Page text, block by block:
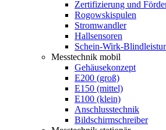
Zertifizierung und
Rogowskispulen
Stromwandler
Hallsensoren
Schein-Wirk-
Messtechnik mobil
Gehäusekonzept
E200 (groß)
E150 (mittel)
E100 (klein)
Anschlusstechnik
Bildschirmschreiber